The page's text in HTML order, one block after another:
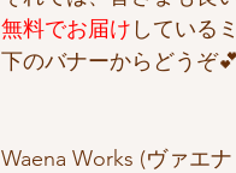
無料でお届け している
下のバナーからどうぞ💕
Waena Works (ヴァエ